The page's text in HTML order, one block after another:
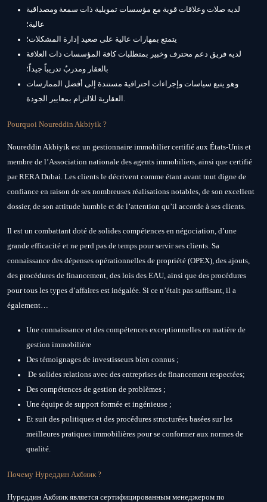
لديه صلات وعلاقات قوية مع مؤسسات تمويلية ذات سمعة ومصداقية
عالية؛
يتمتع بمهارات عالية على صعيد إدارة المشكلات؛
لديه فريق دعم محترف وخبير بمتطلبات كافة المؤسسات ذات العلاقة
بالعقار ومدربٌ تدريباً جيداً؛
وهو يتبع سياسات وإجراءات احترافية مستندة إلى أفضل الممارسات
العقارية للالتزام بمعايير الجودة.
Pourquoi Noureddin Akbiyik ?
Noureddin Akbiyik est un gestionnaire immobilier certifié aux États-Unis et
membre de l’Association nationale des agents immobiliers, ainsi que certifié
par RERA Dubai. Les clients le décrivent comme étant avant tout digne de
confiance en raison de ses nombreuses réalisations notables, de son excellent
dossier, de son attitude humble et de l’attention qu’il accorde à ses clients.
Il est un combattant doté de solides compétences en négociation, d’une
grande efficacité et ne perd pas de temps pour servir ses clients. Sa
connaissance des dépenses opérationnelles de propriété (OPEX), des ajouts,
des procédures de financement, des lois des EAU, ainsi que des procédures
pour tous les types d’affaires est inégalée. Si ce n’était pas suffisant, il a
également…
Une connaissance et des compétences exceptionnelles en matière de
gestion immobilière
Des témoignages de investisseurs bien connus ;
De solides relations avec des entreprises de financement respectées;
Des compétences de gestion de problèmes ;
Une équipe de support formée et ingénieuse ;
Et suit des politiques et des procédures structurées basées sur les
meilleures pratiques immobilières pour se conformer aux normes de
qualité.
Почему Нуреддин Акбиик ?
Нуреддин Акбиик является сертифицированным менеджером по